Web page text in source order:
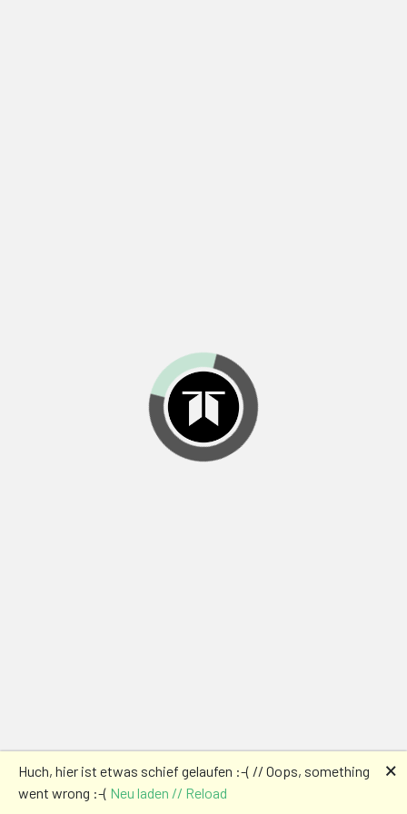
Huch, hier ist etwas schief gelaufen :-( // Oops, something
went wrong :-( Neu laden // Reload
🗙